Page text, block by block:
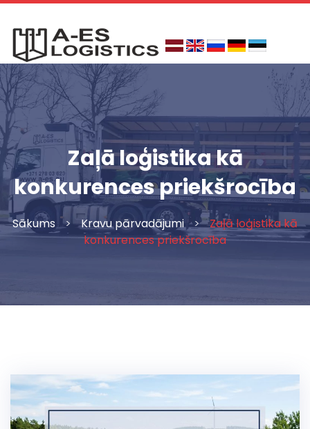
Skip
content
Zaļā loģistika kā
konkurences priekšrocība
Sākums > Kravu pārvadājumi > Zaļā loģistika kā
konkurences priekšrocība